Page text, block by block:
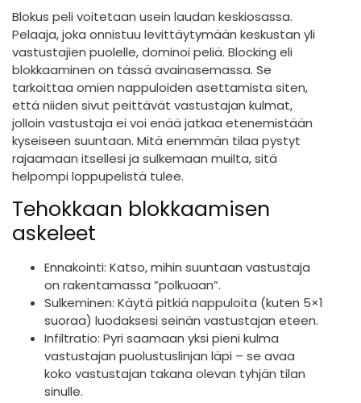
Blokus peli voitetaan usein laudan keskiosassa.
Pelaaja, joka onnistuu levittäytymään keskustan yli
vastustajien puolelle, dominoi peliä. Blocking eli
blokkaaminen on tässä avainasemassa. Se
tarkoittaa omien nappuloiden asettamista siten,
että niiden sivut peittävät vastustajan kulmat,
jolloin vastustaja ei voi enää jatkaa etenemistään
kyseiseen suuntaan. Mitä enemmän tilaa pystyt
rajaamaan itsellesi ja sulkemaan muilta, sitä
helpompi loppupelistä tulee.
Tehokkaan blokkaamisen
askeleet
Ennakointi: Katso, mihin suuntaan vastustaja
on rakentamassa ”polkuaan”.
Sulkeminen: Käytä pitkiä nappuloita (kuten 5×1
suoraa) luodaksesi seinän vastustajan eteen.
Infiltratio: Pyri saamaan yksi pieni kulma
vastustajan puolustuslinjan läpi – se avaa
koko vastustajan takana olevan tyhjän tilan
sinulle.